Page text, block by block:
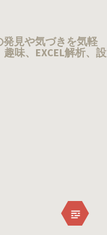
見や気づきを気軽
味、EXCEL解析、設